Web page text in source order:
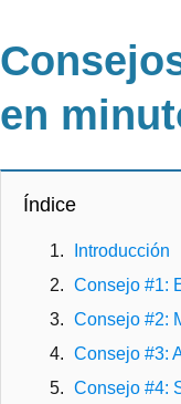
en
Índice
Introducción
Consejo #1:
Consejo #2:
Consejo #3:
Consejo #4: